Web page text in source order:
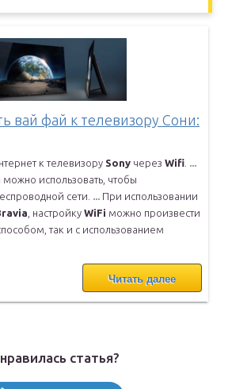
вай фай к телевизору Сони:
к телевизору Sony через Wifi ...
использовать, чтобы
сети. ... При использовании
, настройку WiFi можно произвести
так и с использованием
Читать далее
статья?